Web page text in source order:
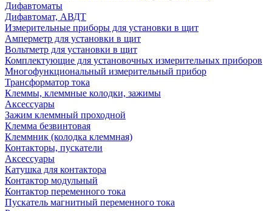
Дифавтоматы
Дифавтомат, АВДТ
Измерительные приборы для установки в щит
Амперметр для установки в щит
Вольтметр для установки в щит
Комплектующие для установочных измерительных приборов
Многофункциональный измерительный прибор
Трансформатор тока
Клеммы, клеммные колодки, зажимы
Аксессуары
Зажим клеммный проходной
Клемма безвинтовая
Клеммник (колодка клеммная)
Контакторы, пускатели
Аксессуары
Катушка для контактора
Контактор модульный
Контактор переменного тока
Пускатель магнитный переменного тока